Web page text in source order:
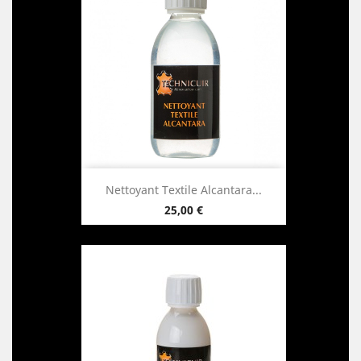
Nettoyant Textile Alcantara...
Prix
25,00 €